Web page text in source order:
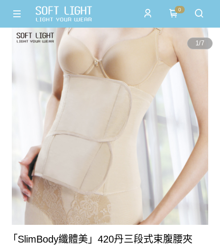
0
1/7
「SlimBody纖體美」420丹三段式束腹腰夾